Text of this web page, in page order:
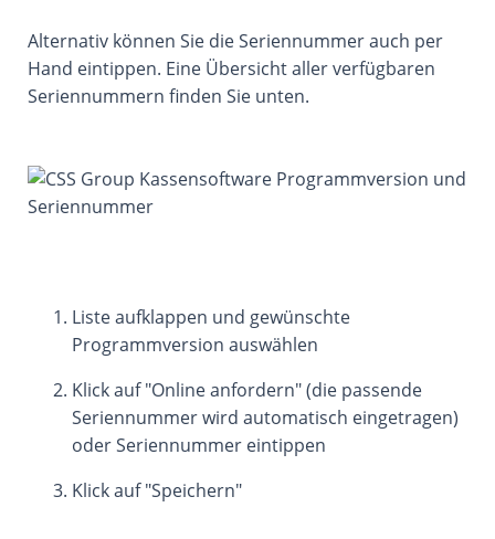
Alternativ können Sie die Seriennummer auch per
Hand eintippen. Eine Übersicht aller verfügbaren
Seriennummern finden Sie unten.
Liste aufklappen und gewünschte
Programmversion auswählen
Klick auf "Online anfordern" (die passende
Seriennummer wird automatisch eingetragen)
oder Seriennummer eintippen
Klick auf "Speichern"